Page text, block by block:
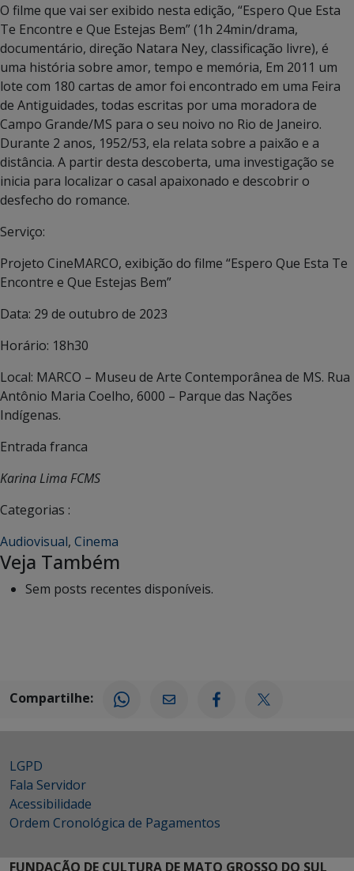
O filme que vai ser exibido nesta edição, “Espero Que Esta
Te Encontre e Que Estejas Bem” (1h 24min/drama,
documentário, direção Natara Ney, classificação livre), é
uma história sobre amor, tempo e memória, Em 2011 um
lote com 180 cartas de amor foi encontrado em uma Feira
de Antiguidades, todas escritas por uma moradora de
Campo Grande/MS para o seu noivo no Rio de Janeiro.
Durante 2 anos, 1952/53, ela relata sobre a paixão e a
distância. A partir desta descoberta, uma investigação se
inicia para localizar o casal apaixonado e descobrir o
desfecho do romance.
Serviço:
Projeto CineMARCO, exibição do filme “Espero Que Esta Te
Encontre e Que Estejas Bem”
Data: 29 de outubro de 2023
Horário: 18h30
Local: MARCO – Museu de Arte Contemporânea de MS. Rua
Antônio Maria Coelho, 6000 – Parque das Nações
Indígenas.
Entrada franca
Karina Lima FCMS
Categorias :
Audiovisual, Cinema
Veja Também
Sem posts recentes disponíveis.
Compartilhe:
LGPD
Fala Servidor
Acessibilidade
Ordem Cronológica de Pagamentos
FUNDAÇÃO DE CULTURA DE MATO GROSSO DO SUL